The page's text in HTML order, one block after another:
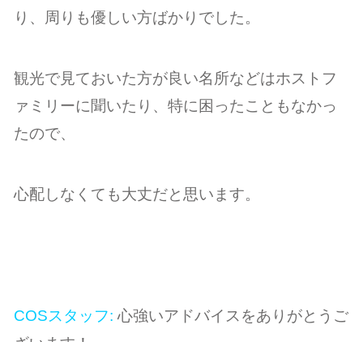
り、周りも優しい方ばかりでした。
観光で見ておいた方が良い名所などはホストフ
ァミリーに聞いたり、特に困ったこともなかっ
たので、
心配しなくても大丈だと思います。
COSスタッフ: 心強いアドバイスをありがとうご